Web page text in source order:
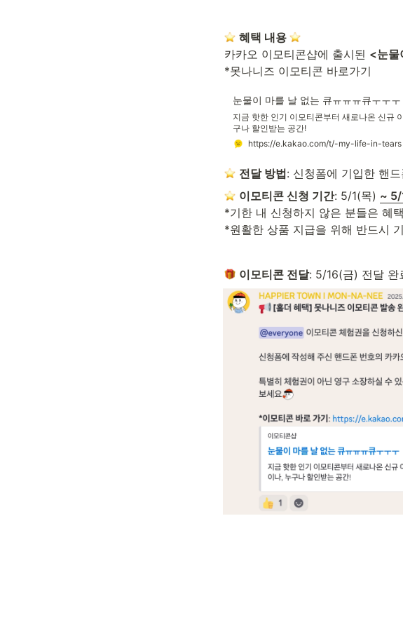
혜택 내용
카카오 이모티콘샵에 출시된 <눈물
*못나니즈 이모티콘 바로가기
눈물이 마를 날 없는 큐ㅠㅠㅠ큐ㅜㅜㅜ
지금 핫한 인기 이모티콘부터 새로나온 신규
구나 할인받는 공간!
https://e.kakao.com/t/-my-life-in-tears
전달 방법: 신청폼에 기입한 핸
이모티콘 신청 기간: 5/1(목) ~ 5/
*기한 내 신청하지 않은 분들은 혜
*원활한 상품 지급을 위해 반드시
이모티콘 전달: 5/16(금) 전달 완